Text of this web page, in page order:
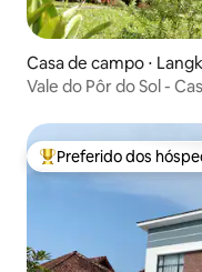
Casa de campo ⋅
Vale do Pôr do Sol -
Entre os melhores
Preferido dos